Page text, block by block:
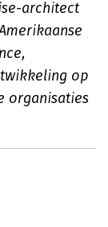
architect
op
organisaties